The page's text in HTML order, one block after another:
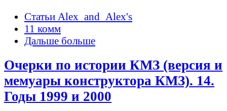
Статьи Alex_and_Alex's
11 комм
Дальше больше
Очерки по истории КМЗ (версия и
мемуары конструктора КМЗ). 14.
Годы 1999 и 2000